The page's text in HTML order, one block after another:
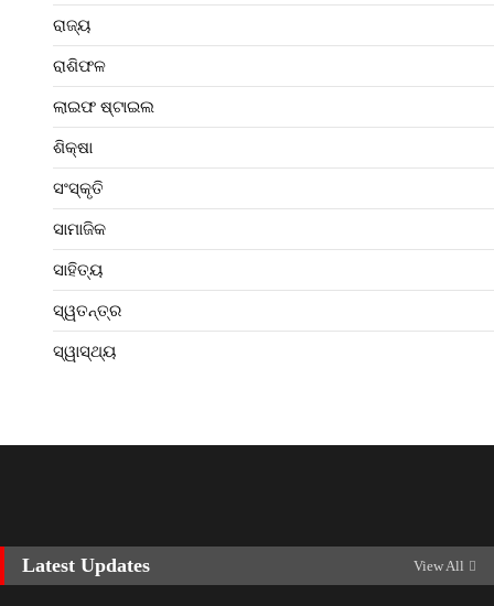
ରାଜ୍ୟ
ରାଶିଫଳ
ଲାଇଫ ଷ୍ଟାଇଲ
ଶିକ୍ଷା
ସଂସ୍କୃତି
ସାମାଜିକ
ସାହିତ୍ୟ
ସ୍ୱତନ୍ତ୍ର
ସ୍ୱାସ୍ଥ୍ୟ
Latest Updates View All